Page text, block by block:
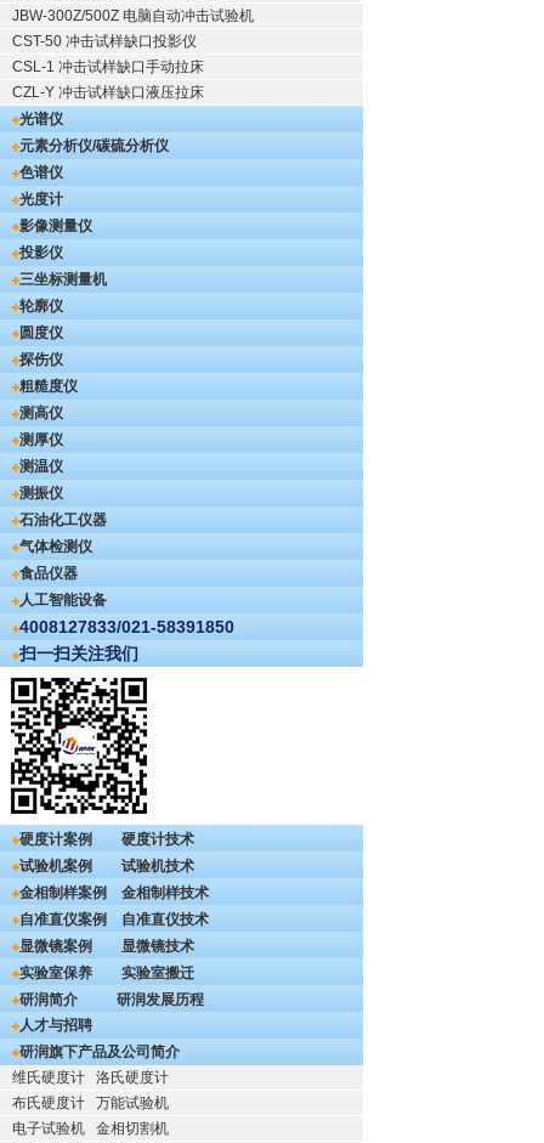
JBW-300Z/500Z 电脑自动冲击试验机
CST-50 冲击试样缺口投影仪
CSL-1 冲击试样缺口手动拉床
CZL-Y 冲击试样缺口液压拉床
光谱仪
元素分析仪/碳硫分析仪
色谱仪
光度计
影像测量仪
投影仪
三坐标测量机
轮廓仪
圆度仪
探伤仪
粗糙度仪
测高仪
测厚仪
测温仪
测振仪
石油化工仪器
气体检测仪
食品仪器
人工智能设备
4008127833/021-58391850
扫一扫关注我们
硬度计案例
硬度计技术
试验机案例
试验机技术
金相制样案例
金相制样技术
自准直仪案例
自准直仪技术
显微镜案例
显微镜技术
实验室保养
实验室搬迁
研润简介
研润发展历程
人才与招聘
研润旗下产品及公司简介
维氏硬度计
洛氏硬度计
布氏硬度计
万能试验机
电子试验机
金相切割机